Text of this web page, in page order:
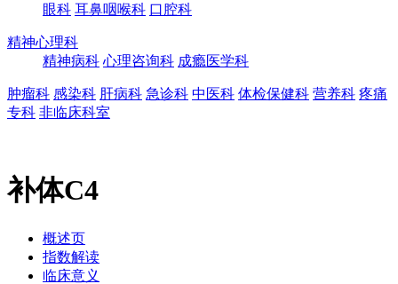
眼科 耳鼻咽喉科 口腔科
精神心理科
精神病科 心理咨询科 成瘾医学科
肿瘤科 感染科 肝病科 急诊科 中医科 体检保健科 营养科 疼痛
专科 非临床科室
补体C4
概述页
指数解读
临床意义